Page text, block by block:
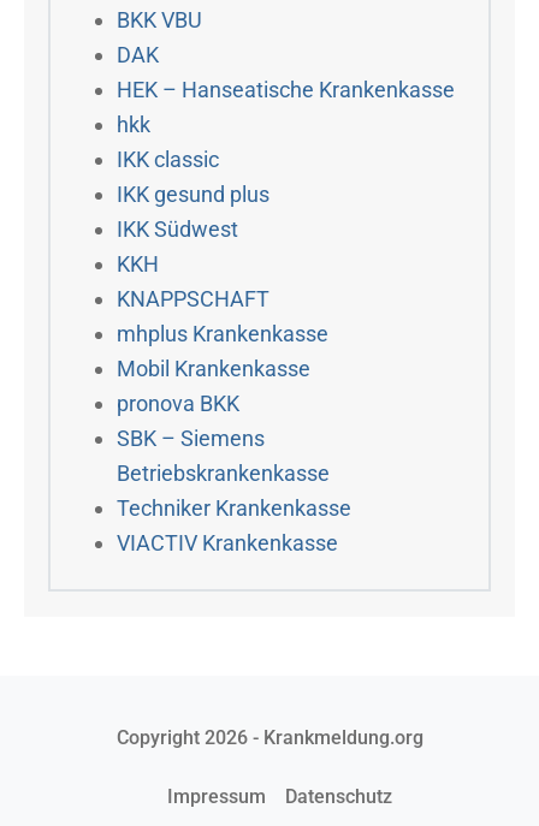
BKK VBU
DAK
HEK – Hanseatische Krankenkasse
hkk
IKK classic
IKK gesund plus
IKK Südwest
KKH
KNAPPSCHAFT
mhplus Krankenkasse
Mobil Krankenkasse
pronova BKK
SBK – Siemens
Betriebskrankenkasse
Techniker Krankenkasse
VIACTIV Krankenkasse
Copyright 2026 - Krankmeldung.org
Impressum Datenschutz